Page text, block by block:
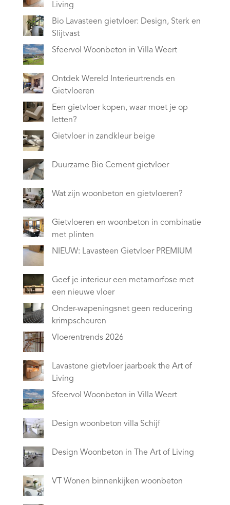
Living
Bio Lavasteen gietvloer: Design, Sterk en
Slijtvast
Sfeervol Woonbeton in Villa Weert
Ontdek Wereld Interieurtrends en
Gietvloeren
Een gietvloer kopen, waar moet je op
letten?
Gietvloer in zandkleur beige
Duurzame Bio Cement gietvloer
Wat zijn woonbeton en gietvloeren?
Gietvloeren en woonbeton in combinatie
met plinten
NIEUW: Lavasteen Gietvloer PREMIUM
Geef je interieur een metamorfose met
een nieuwe vloer
Onder-wapeningsnet geen reducering
krimpscheuren
Vloerentrends 2026
Lavastone gietvloer jaarboek the Art of
Living
Sfeervol Woonbeton in Villa Weert
Design woonbeton villa Schijf
Design Woonbeton in The Art of Living
VT Wonen binnenkijken woonbeton